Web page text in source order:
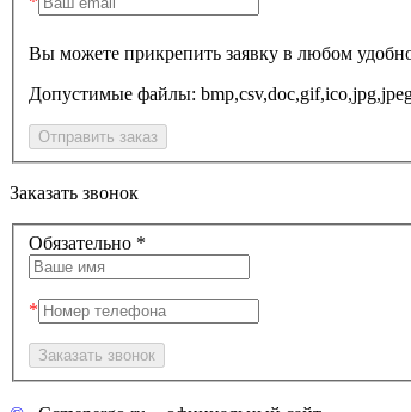
Вы можете прикрепить заявку в любом
Допустимые файлы:
Заказать звонок
Обязательно *